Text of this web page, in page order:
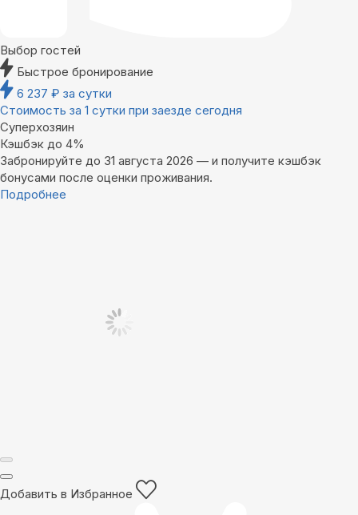
Выбор гостей
Быстрое бронирование
6 237 ₽ за сутки
Стоимость за 1 сутки при заезде сегодня
Суперхозяин
Кэшбэк до 4%
Забронируйте до 31 августа 2026 — и получите кэшбэк
бонусами после оценки проживания.
Подробнее
Добавить в Избранное